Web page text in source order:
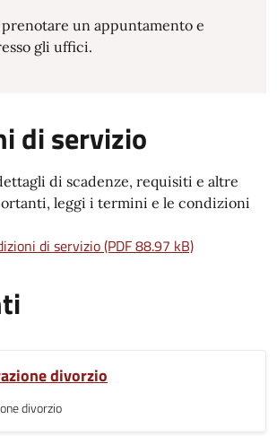
un appuntamento e
gli uffici.
di servizio
di scadenze, requisiti e altre
leggi i termini e le condizioni
di servizio (PDF 88.97 kB)
divorzio
divorzio